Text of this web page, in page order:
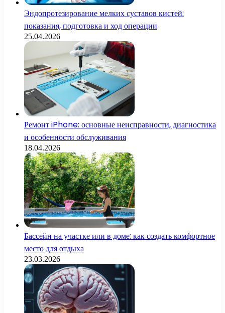
Эндопротезирование мелких суставов кистей:
показания, подготовка и ход операции
25.04.2026
Ремонт iPhone: основные неисправности, диагностика
и особенности обслуживания
18.04.2026
Бассейн на участке или в доме: как создать комфортное
место для отдыха
23.03.2026